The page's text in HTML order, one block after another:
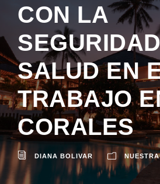
CON LA
SALUD EN
TRABAJO
CORALES
DIANA BOLIVAR